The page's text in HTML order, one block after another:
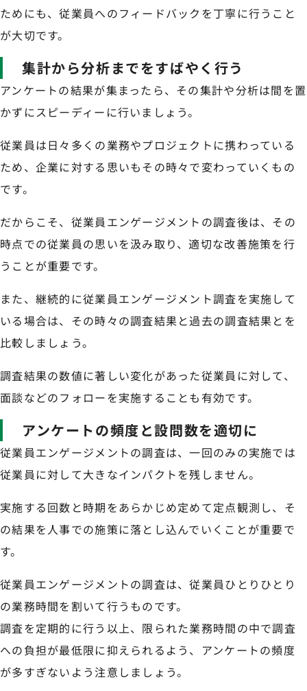
ためにも、従業員へのフィードバックを丁寧に行うこと
が大切です。
集計から分析までをすばやく行う
アンケートの結果が集まったら、その集計や分析は間を置
かずにスピーディーに行いましょう。
従業員は日々多くの業務やプロジェクトに携わっている
ため、企業に対する思いもその時々で変わっていくもの
です。
だからこそ、従業員エンゲージメントの調査後は、その
時点での従業員の思いを汲み取り、適切な改善施策を行
うことが重要です。
また、継続的に従業員エンゲージメント調査を実施して
いる場合は、その時々の調査結果と過去の調査結果とを
比較しましょう。
調査結果の数値に著しい変化があった従業員に対して、
面談などのフォローを実施することも有効です。
アンケートの頻度と設問数を適切に
従業員エンゲージメントの調査は、一回のみの実施では
従業員に対して大きなインパクトを残しません。
実施する回数と時期をあらかじめ定めて定点観測し、そ
の結果を人事での施策に落とし込んでいくことが重要で
す。
従業員エンゲージメントの調査は、従業員ひとりひとり
の業務時間を割いて行うものです。
調査を定期的に行う以上、限られた業務時間の中で調査
への負担が最低限に抑えられるよう、アンケートの頻度
が多すぎないよう注意しましょう。